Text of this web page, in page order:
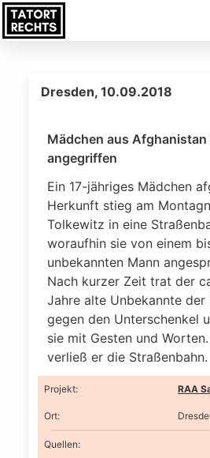
Dresden, 10.09.2018
Mädchen aus Afghanistan
angegriffen
Ein 17-jähriges Mädchen
Herkunft stieg am
Tolkewitz in eine
woraufhin sie von einem
unbekannten Mann
Nach kurzer Zeit trat der
Jahre alte Unbekannte der
gegen den Unterschenkel
sie mit Gesten und
verließ er die Straßenbahn.
Projekt: RAA
Ort:
Quellen: